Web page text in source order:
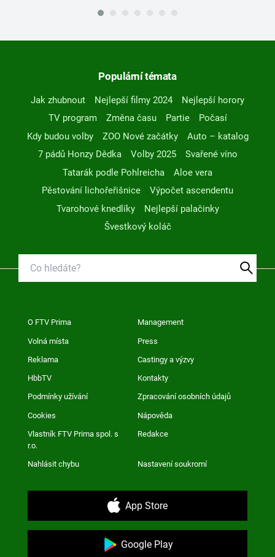
Populární témata
Jak zhubnout Nejlepší filmy 2024
Nejlepší horory
TV program
Změna času Partie
Počasí
Kdy budou volby
ZOO Nové začátky
Auto – katalog
7 pádů Honzy Dědka
Volby 2025
Svařené víno
Tatarák podle Pohlreicha
Aloe vera
Pěstování lichořeřišnice
Výpočet ascendentu
Tvarohové knedlíky
Nejlepší palačinky
Švestkový koláč
O FTV Prima Management
Volná místa Press
Reklama Castingy a výzvy
HbbTV Kontakty
Podmínky užívání Zpracování osobních údajů
Cookies Nápověda
Vlastník FTV Prima spol. s
r.o.
Redakce
Nahlásit chybu Nastavení soukromí
App Store
Google Play